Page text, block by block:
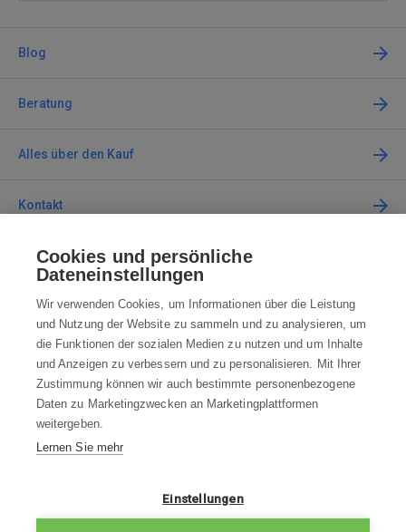
Blog
Beratung
Alles über den Kauf
Kontakt
Kontaktieren Sie uns
info@robotworld.de
+49 25 197 159 962 Mo-Fr 8:00—16:00 Uhr
ALLE KONTAKTE
WIDERRUFSBELEHRUNG
DATENSCHUTZERKLÄRUNG
Cookies und persönliche
Dateneinstellungen
Wir verwenden Cookies, um Informationen über die Leistung
und Nutzung der Website zu sammeln und zu analysieren, um
die Funktionen der sozialen Medien zu nutzen und um Inhalte
und Anzeigen zu verbessern und zu personalisieren. Mit Ihrer
Zustimmung können wir auch bestimmte personenbezogene
Daten zu Marketingzwecken an Marketingplattformen
weitergeben.
Lernen Sie mehr
Einstellungen